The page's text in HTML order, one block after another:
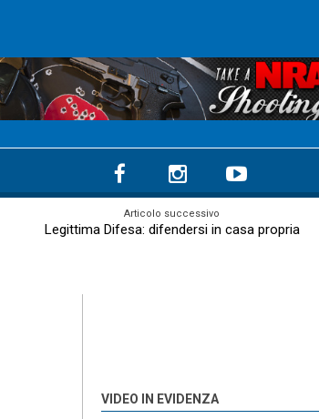
Articolo successivo
Legittima Difesa: difendersi in casa propria
VIDEO IN EVIDENZA